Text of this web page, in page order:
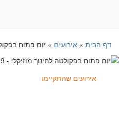
דף הבית» אירועים» יום פתוח בפקולטה
אירועים שהתקיימו